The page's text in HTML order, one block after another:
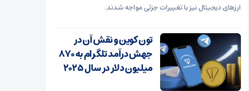
ارزهای دیجیتال نیز با تغییرات جزئی مواجه شدند.
تون کوین و نقش آن در
جهش درآمد تلگرام به ۸۷۰
میلیون دلار در سال ۲۰۲۵